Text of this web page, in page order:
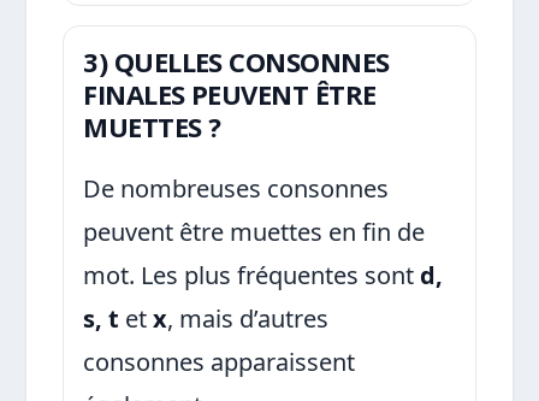
3) QUELLES CONSONNES
FINALES PEUVENT ÊTRE
MUETTES ?
De nombreuses consonnes
peuvent être muettes en fin de
mot. Les plus fréquentes sont d,
s, t etx, mais d’autres
consonnes apparaissent